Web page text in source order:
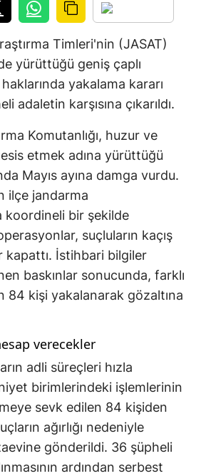
Timleri'nin (JASAT)
yürüttüğü geniş çaplı
yakalama kararı
adaletin karşısına çıkarıldı.
Komutanlığı, huzur ve
etmek adına yürüttüğü
Mayıs ayına damga vurdu.
ilçe jandarma
koordineli bir şekilde
suçluların kaçış
kapattı. İstihbari bilgiler
baskınlar sonucunda, farklı
84 kişi yakalanarak gözaltına
verecekler
adli süreçleri hızla
birimlerindeki işlemlerinin
sevk edilen 84 kişiden
ağırlığı nedeniyle
gönderildi. 36 şüpheli
ardından serbest